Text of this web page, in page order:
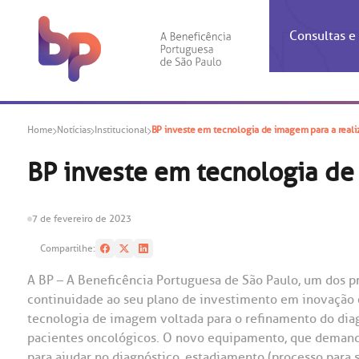
Consultas
SAC:
Check-
Doação
Ética e
Centro
Outras
Home Notícias Institucional BP investe em tecnologia de imagem para a
BP investe em tecnologia
7 de fevereiro de 2023
Compartilhe:
A BP – A Beneficência Portuguesa de São Paulo, um dos
continuidade ao seu plano de investimento em
tecnologia de imagem voltada para o refinamento do
pacientes oncológicos. O novo equipamento, que